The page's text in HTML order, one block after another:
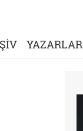
YAZARLAR